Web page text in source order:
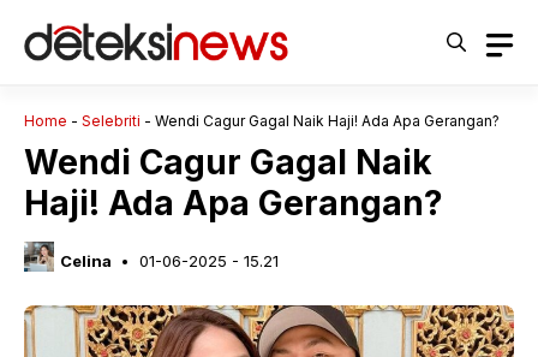
Home - Selebriti - Wendi Cagur Gagal Naik Haji! Ada Apa Gerangan?
Wendi Cagur Gagal Naik
Haji! Ada Apa Gerangan?
Celina 01-06-2025 - 15.21